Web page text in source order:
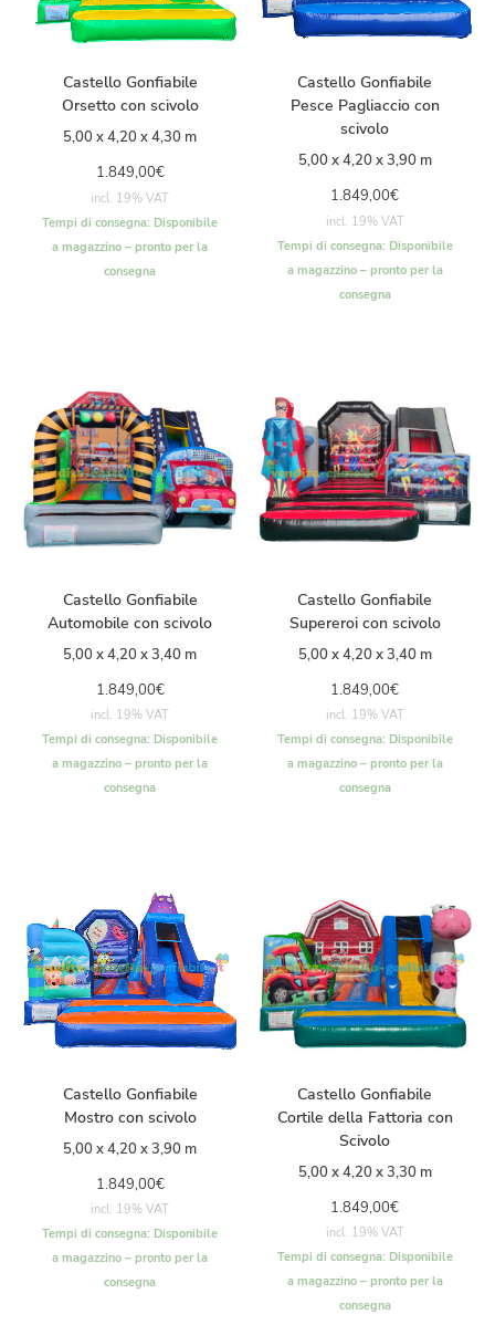
Castello Gonfiabile
Orsetto con scivolo
5,00 x 4,20 x 4,30 m
1.849,00€
incl. 19% VAT
Tempi di consegna: Disponibile
a magazzino – pronto per la
consegna
Castello Gonfiabile
Pesce Pagliaccio con
scivolo
5,00 x 4,20 x 3,90 m
1.849,00€
incl. 19% VAT
Tempi di consegna: Disponibile
a magazzino – pronto per la
consegna
Castello Gonfiabile
Automobile con scivolo
5,00 x 4,20 x 3,40 m
1.849,00€
incl. 19% VAT
Tempi di consegna: Disponibile
a magazzino – pronto per la
consegna
Castello Gonfiabile
Supereroi con scivolo
5,00 x 4,20 x 3,40 m
1.849,00€
incl. 19% VAT
Tempi di consegna: Disponibile
a magazzino – pronto per la
consegna
Castello Gonfiabile
Mostro con scivolo
5,00 x 4,20 x 3,90 m
1.849,00€
incl. 19% VAT
Tempi di consegna: Disponibile
a magazzino – pronto per la
consegna
Castello Gonfiabile
Cortile della Fattoria con
Scivolo
5,00 x 4,20 x 3,30 m
1.849,00€
incl. 19% VAT
Tempi di consegna: Disponibile
a magazzino – pronto per la
consegna